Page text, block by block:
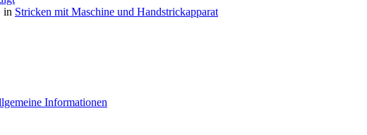
in Stricken mit Maschine und Handstrickapparat
Informationen